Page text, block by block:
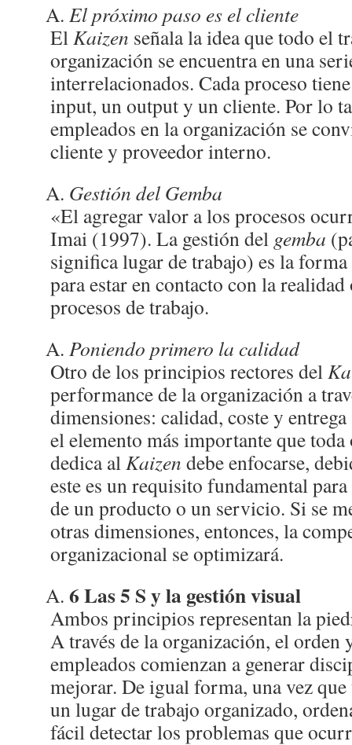
El próximo paso es el cliente
ElKaizen señala la idea que todo el
organización se encuentra en una
interrelacionados. Cada proceso
input, un output y un cliente. Por lo
empleados en la organización se
cliente y proveedor interno.
Gestión del Gemba
«El agregar valor a los procesos
Imai (1997). La gestión del gemba
significa lugar de trabajo) es la
para estar en contacto con la
procesos de trabajo.
Poniendo primero la calidad
Otro de los principios rectores del
performance de la organización a
dimensiones: calidad, coste y
el elemento más importante que
dedica alKaizen debe enfocarse,
este es un requisito fundamental
de un producto o un servicio. Si se
otras dimensiones, entonces, la
organizacional se optimizará.
6 Las 5 S y la gestión visual
Ambos principios representan la
A través de la organización, el orden
empleados comienzan a generar
mejorar. De igual forma, una vez que
un lugar de trabajo organizado,
fácil detectar los problemas que